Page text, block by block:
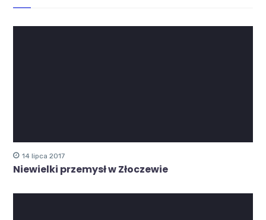
14 lipca 2017
Niewielki przemysł w Złoczewie